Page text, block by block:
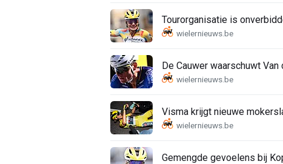
Tourorganisatie is
De Cauwer waarschuwt
Visma krijgt nieuwe
Gemengde gevoelens bij